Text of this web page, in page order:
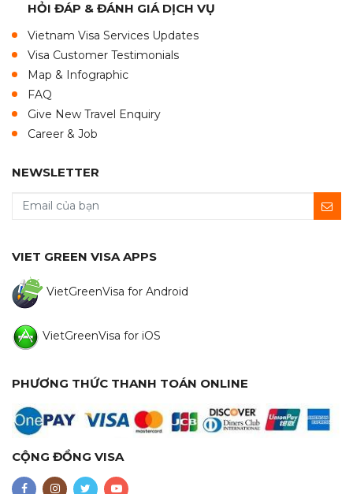
HỎI ĐÁP & ĐÁNH GIÁ DỊCH VỤ
Vietnam Visa Services Updates
Visa Customer Testimonials
Map & Infographic
FAQ
Give New Travel Enquiry
Career & Job
NEWSLETTER
VIET GREEN VISA APPS
VietGreenVisa for Android
VietGreenVisa for iOS
PHƯƠNG THỨC THANH TOÁN ONLINE
CỘNG ĐỒNG VISA